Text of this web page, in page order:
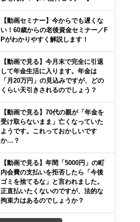
【動画セミナー】今からでも遅くな
い！60歳からの老後資金セミナー／F
Pがわかりやすく解説します！
【動画で見る】今月末で完全に引退
して年金生活に入ります。年金は
「月20万円」の見込みですが、どの
くらい天引きされるのでしょう？
【動画で見る】70代の親が「年金を
受け取らないまま」亡くなっていた
ようです。これっておかしいです
か…？
【動画で見る】年間「5000円」の町
内会費の支払いを拒否したら「今後
ゴミを捨てるな」と言われました。
正直払いたくないのですが、法的な
拘束力はあるのでしょうか？